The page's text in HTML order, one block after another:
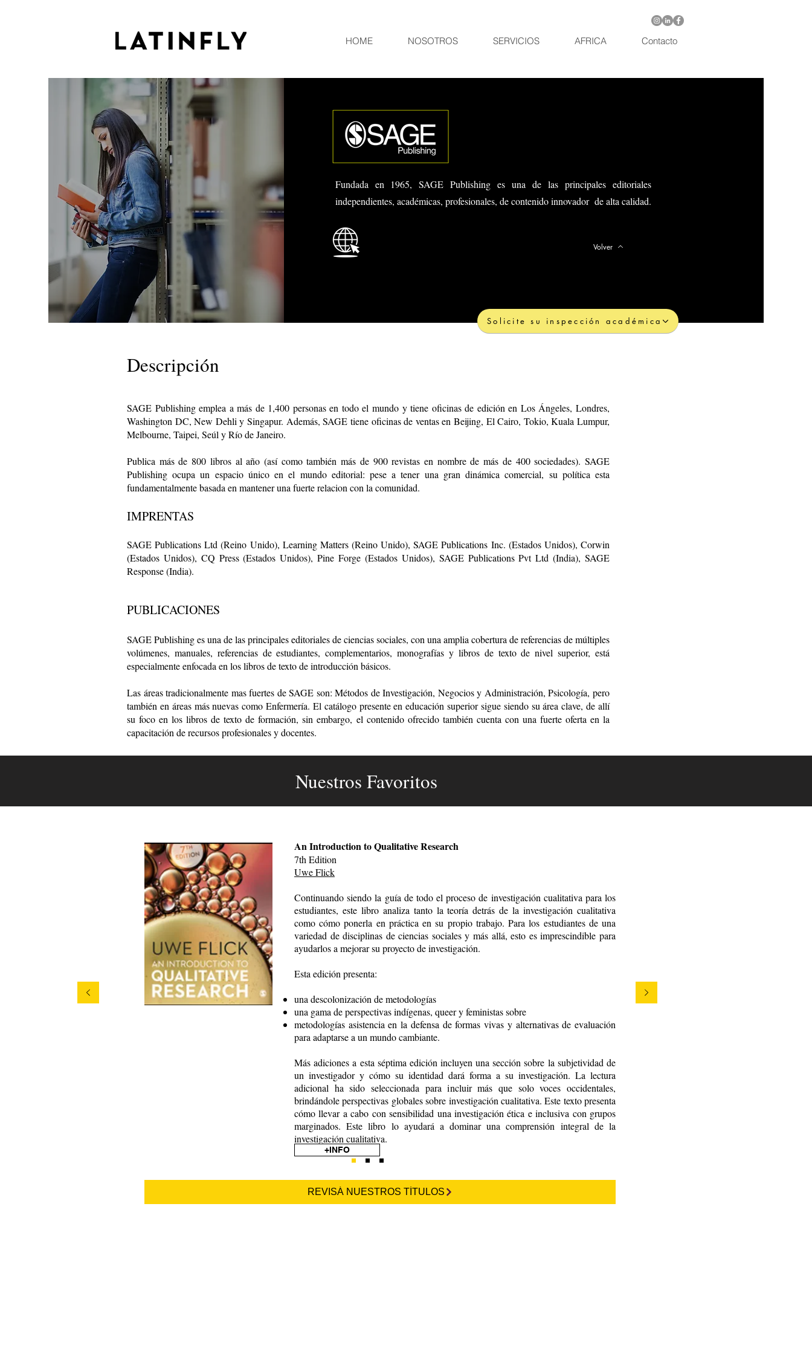
HOME NOSOTROS SERVICIOS AFRICA Contacto
Fundada en 1965, SAGE Publishing es una de las principales editoriales
independientes, académicas, profesionales, de contenido innovador de alta calidad.
Volver
Solicite su inspección académica
Descripción
SAGE Publishing emplea a más de 1,400 personas en todo el mundo y tiene oficinas de edición en Los Ángeles, Londres,
Washington DC, New Dehli y Singapur. Además, SAGE tiene oficinas de ventas en Beijing, El Cairo, Tokio, Kuala Lumpur,
Melbourne, Taipei, Seúl y Río de Janeiro.
Publica más de 800 libros al año (así como también más de 900 revistas en nombre de más de 400 sociedades). SAGE
Publishing ocupa un espacio único en el mundo editorial: pese a tener una gran dinámica comercial, su política esta
fundamentalmente basada en mantener una fuerte relacion con la comunidad.
IMPRENTAS
SAGE Publications Ltd (Reino Unido), Learning Matters (Reino Unido), SAGE Publications Inc. (Estados Unidos), Corwin
(Estados Unidos), CQ Press (Estados Unidos), Pine Forge (Estados Unidos), SAGE Publications Pvt Ltd (India), SAGE
Response (India).
PUBLICACIONES
SAGE Publishing es una de las principales editoriales de ciencias sociales, con una amplia cobertura de referencias de múltiples
volúmenes, manuales, referencias de estudiantes, complementarios, monografías y libros de texto de nivel superior, está
especialmente enfocada en los libros de texto de introducción básicos.
Las áreas tradicionalmente mas fuertes de SAGE son: Métodos de Investigación, Negocios y Administración, Psicología, pero
también en áreas más nuevas como Enfermería. El catálogo presente en educación superior sigue siendo su área clave, de allí
su foco en los libros de texto de formación, sin embargo, el contenido ofrecido también cuenta con una fuerte oferta en la
capacitación de recursos profesionales y docentes.
Nuestros Favoritos
An Introduction to Qualitative Research
7th Edition
Uwe Flick
Continuando siendo la guía de todo el proceso de investigación cualitativa para los
estudiantes, este libro analiza tanto la teoría detrás de la investigación cualitativa
como cómo ponerla en práctica en su propio trabajo. Para los estudiantes de una
variedad de disciplinas de ciencias sociales y más allá, esto es imprescindible para
ayudarlos a mejorar su proyecto de investigación.
Esta edición presenta:
una descolonización de metodologías
una gama de perspectivas indígenas, queer y feministas sobre
metodologías asistencia en la defensa de formas vivas y alternativas de evaluación
para adaptarse a un mundo cambiante.
Más adiciones a esta séptima edición incluyen una sección sobre la subjetividad de
un investigador y cómo su identidad dará forma a su investigación. La lectura
adicional ha sido seleccionada para incluir más que solo voces occidentales,
brindándole perspectivas globales sobre investigación cualitativa. Este texto presenta
cómo llevar a cabo con sensibilidad una investigación ética e inclusiva con grupos
marginados. Este libro lo ayudará a dominar una comprensión integral de la
investigación cualitativa.
+INFO
REVISÁ NUESTROS TÍTULOS